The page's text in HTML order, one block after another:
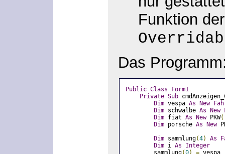
Funktion
Das
Public Class
Form1
Private Sub
Dim vespa As New
Dim schwalbe As New
Dim fiat As New PKW(
Dim porsche As New
Dim sammlung(4) As
Dim i As
Integer
        sammlung
(0) = vespa